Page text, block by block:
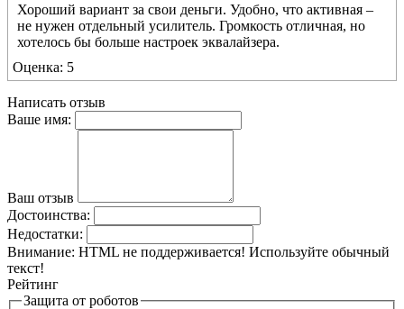
Хороший вариант за свои деньги. Удобно, что активная –
не нужен отдельный усилитель. Громкость отличная, но
хотелось бы больше настроек эквалайзера.
Оценка: 5
Написать отзыв
Ваше имя:
Ваш отзыв
Достоинства:
Недостатки:
Внимание: HTML не поддерживается! Используйте обычный
текст!
Рейтинг
Защита от роботов